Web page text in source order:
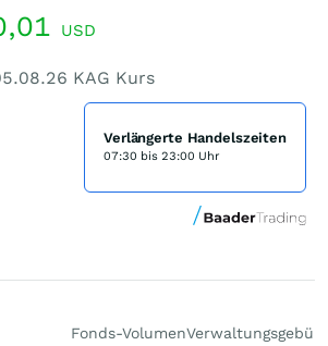
USD
KAG Kurs
Verlängerte Handelszeiten
07:30 bis 23:00 Uhr
Fonds-Volumen